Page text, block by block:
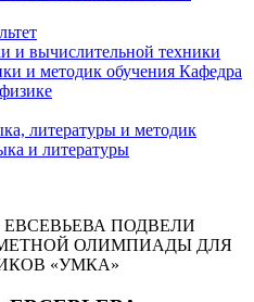
и вычислительной техники
и методик обучения Кафедра
литературы и методик
и литературы
ПОДВЕЛИ
ОЛИМПИАДЫ ДЛЯ
«УМКА»